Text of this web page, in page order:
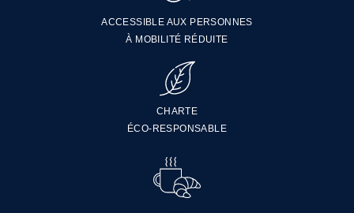
ACCESSIBLE AUX PERSONNES
À MOBILITÉ RÉDUITE
CHARTE
ÉCO-RESPONSABLE